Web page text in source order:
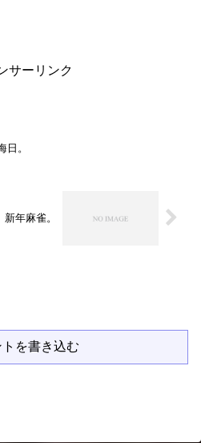
サーリンク
日。
新年麻雀。
トを書き込む